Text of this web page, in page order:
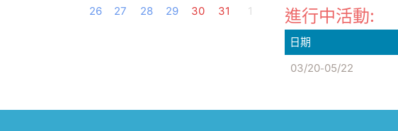
26
27 28 29 30 31 1 進行中活動:
日期
03/20-05/22